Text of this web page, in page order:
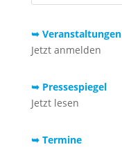
➥ Veranstaltungen
Jetzt anmelden
➥ Pressespiegel
Jetzt lesen
➥ Termine